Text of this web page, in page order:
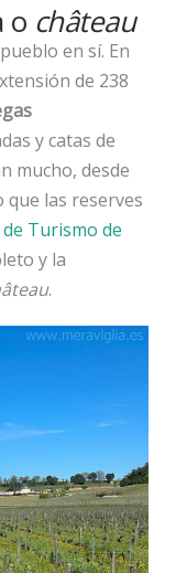
o château
en sí. En
de 238
y catas de
mucho, desde
que las reserves
Turismo de
y la
.